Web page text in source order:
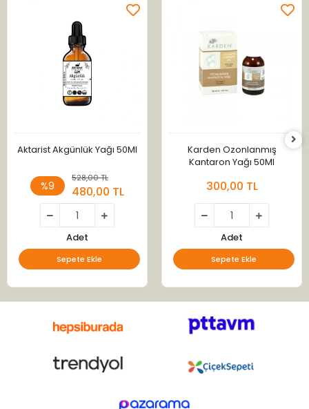
Aktarist Akgünlük Yağı 50Ml
%9
528,00 TL
480,00 TL
Adet
Sepete Ekle
Karden Ozonlanmış
Kantaron Yağı 50Ml
300,00 TL
Adet
Sepete Ekle